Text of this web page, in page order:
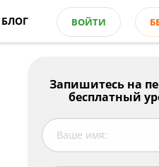
ВОЙТИ
БЛОГ
Запишитесь на
бесплатный